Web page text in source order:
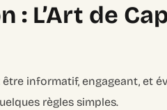
: L’Art de
informatif, engageant, et
règles simples.